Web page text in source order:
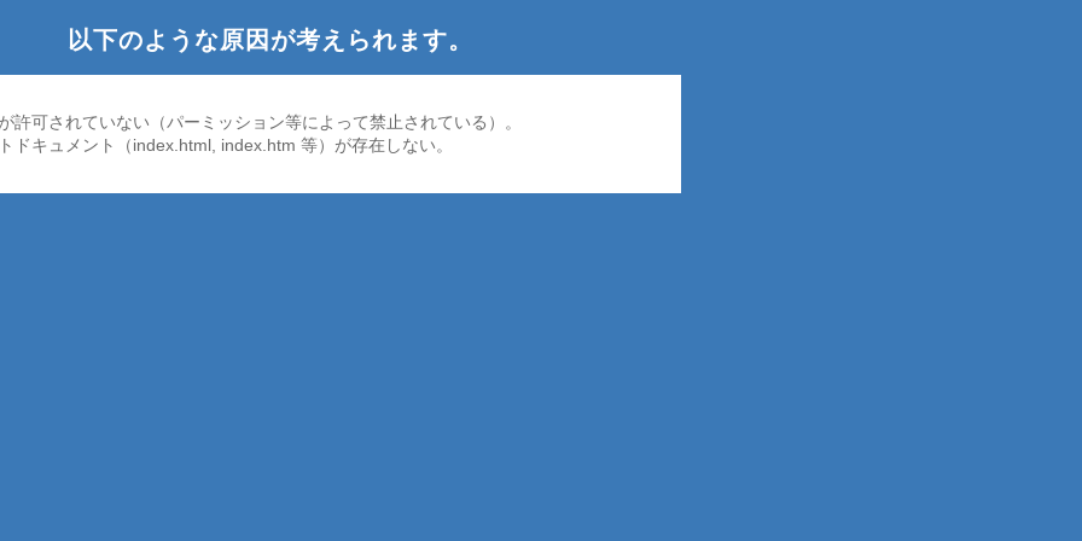
以下のような原因が考えられます。
許可されていない（パーミッション等によって禁止されている）。
ドキュメント（index.html, index.htm 等）が存在しない。